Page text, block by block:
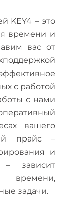
KEY4 – это
времени и
вас от
с работой
с нами
вашего
прайс –
и
– зависит
времени,
задачи.